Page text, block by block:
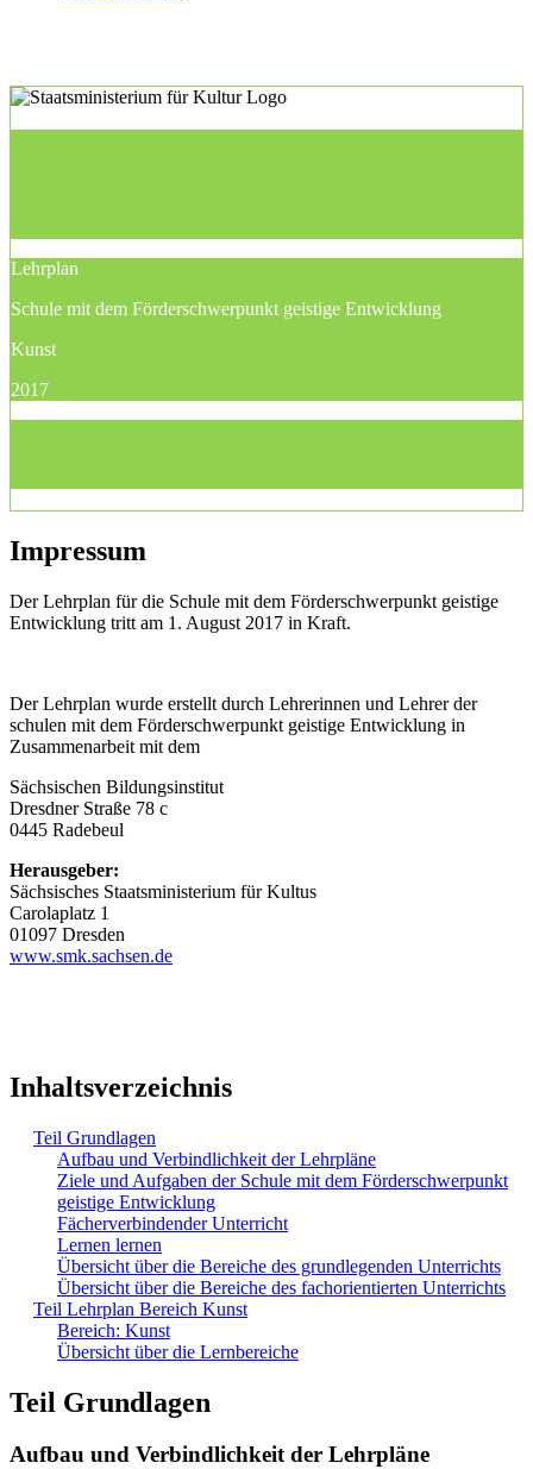
Lehrplan
Schule mit dem Förderschwerpunkt geistige Entwicklung
Kunst
2017
Impressum
Der Lehrplan für die Schule mit dem Förderschwerpunkt geistige
Entwicklung tritt am 1. August 2017 in Kraft.
Der Lehrplan wurde erstellt durch Lehrerinnen und Lehrer der
schulen mit dem Förderschwerpunkt geistige Entwicklung in
Zusammenarbeit mit dem
Sächsischen Bildungsinstitut
Dresdner Straße 78 c
0445 Radebeul
Herausgeber:
Sächsisches Staatsministerium für Kultus
Carolaplatz 1
01097 Dresden
www.smk.sachsen.de
Inhaltsverzeichnis
Teil Grundlagen
Aufbau und Verbindlichkeit der Lehrpläne
Ziele und Aufgaben der Schule mit dem Förderschwerpunkt
geistige Entwicklung
Fächerverbindender Unterricht
Lernen lernen
Übersicht über die Bereiche des grundlegenden Unterrichts
Übersicht über die Bereiche des fachorientierten Unterrichts
Teil Lehrplan Bereich Kunst
Bereich: Kunst
Übersicht über die Lernbereiche
Teil Grundlagen
Aufbau und Verbindlichkeit der Lehrpläne